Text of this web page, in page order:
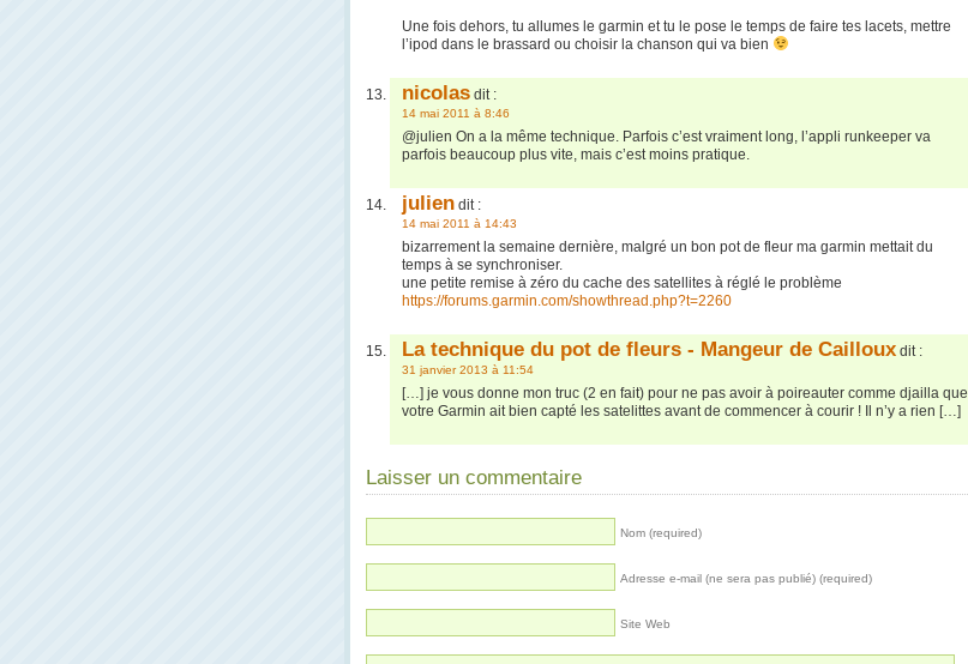
Une fois dehors, tu allumes le garmin et tu le pose le temps de faire tes lacets, mettre
l’ipod dans le brassard ou choisir la chanson qui va bien
nicolas dit :
14 mai 2011 à 8:46
@julien On a la même technique. Parfois c’est vraiment long, l’appli runkeeper va
parfois beaucoup plus vite, mais c’est moins pratique.
julien dit :
14 mai 2011 à 14:43
bizarrement la semaine dernière, malgré un bon pot de fleur ma garmin mettait du
temps à se synchroniser.
une petite remise à zéro du cache des satellites à réglé le problème
https://forums.garmin.com/showthread.php?t=2260
La technique du pot de fleurs - Mangeur de Cailloux dit :
31 janvier 2013 à 11:54
[…] je vous donne mon truc (2 en fait) pour ne pas avoir à poireauter comme djailla que
votre Garmin ait bien capté les satelittes avant de commencer à courir ! Il n’y a rien […]
Laisser un commentaire
Nom (required)
Adresse e-mail (ne sera pas publié) (required)
Site Web